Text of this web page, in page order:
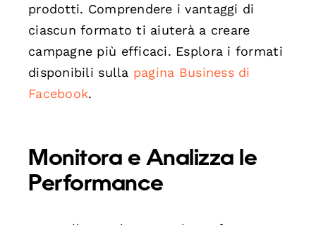
prodotti. Comprendere i vantaggi di
ciascun formato ti aiuterà a creare
campagne più efficaci. Esplora i formati
disponibili sulla pagina Business di
Facebook.
Monitora e Analizza le
Performance